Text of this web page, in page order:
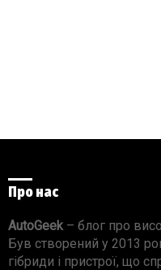
Про нас
AutoGeek – блог про
Був створений у 2013
гібриди і пристрої, що